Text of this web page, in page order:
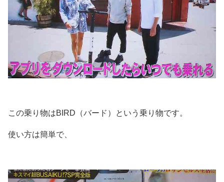
この乗り物はBIRD（バード）という乗り物です。
使い方は簡単で、